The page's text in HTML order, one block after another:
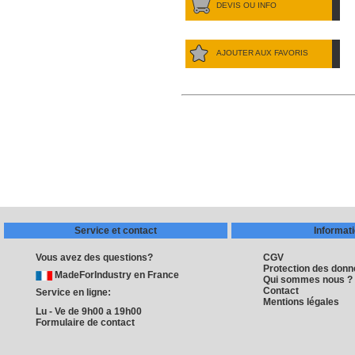
DEVIS OU INFO
AJOUTER AUX FAVORIS
Service et contact
Vous avez des questions?
MadeForIndustry en France
Service en ligne:
Lu - Ve de 9h00 a 19h00
Formulaire de contact
CGV
Protection des
Qui sommes nous ?
Contact
Mentions légales